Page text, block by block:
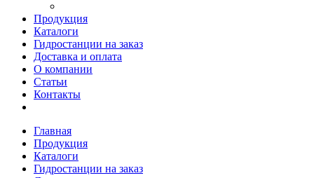
Продукция
Каталоги
Гидростанции на заказ
Доставка и оплата
О компании
Статьи
Контакты
Главная
Продукция
Каталоги
Гидростанции на заказ